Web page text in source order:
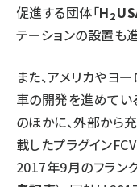
促進する団体「H2
テーションの設置も
また、アメリカやヨ
車の開発を進めてい
のほかに、外部から
載したプラグイン
2017年9月のフラン